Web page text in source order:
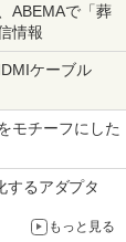
ABEMAで「葬
情報
ケーブル
モチーフにした
するアダプタ
もっと見る